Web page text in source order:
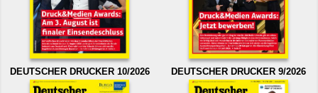
DEUTSCHER DRUCKER 10/2026 DEUTSCHER DRUCKER 9/2026